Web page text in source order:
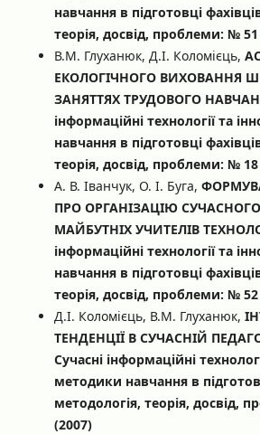
навчання в підготовці
теорія, досвід, проблеми: № 51
В.М. Глуханюк, Д.І. Коломієць,
ЕКОЛОГІЧНОГО ВИХОВАННЯ
ЗАНЯТТЯХ ТРУДОВОГО
інформаційні технології та
навчання в підготовці
теорія, досвід, проблеми: № 18
А. В. Іванчук, О. І. Буга,
ПРО ОРГАНІЗАЦІЮ
МАЙБУТНІХ УЧИТЕЛІВ
інформаційні технології та
навчання в підготовці
теорія, досвід, проблеми: № 52
Д.І. Коломієць, В.М. Глуханюк,
ТЕНДЕНЦІЇ В СУЧАСНІЙ
Сучасні інформаційні
методики навчання в
методологія, теорія, досвід,
(2007)